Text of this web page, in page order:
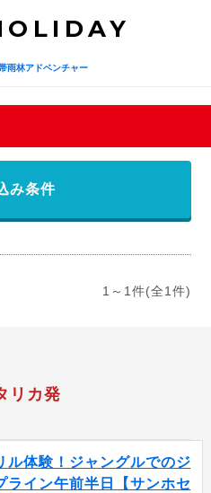
雨林アドベンチャー
み条件
1～1件(全1件)
リカ発
ル体験！ジャングルでのジ
ライン午前半日【サンホセ